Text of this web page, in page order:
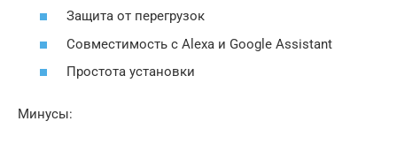
Защита от перегрузок
Совместимость с Alexa и Google Assistant
Простота установки
Минусы: